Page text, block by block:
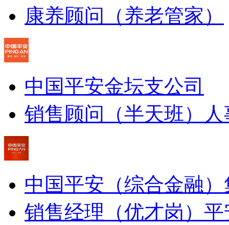
康养顾问（养老管家）
中国平安金坛支公司
销售顾问（半天班）
中国平安（综合金融）
销售经理（优才岗） 平